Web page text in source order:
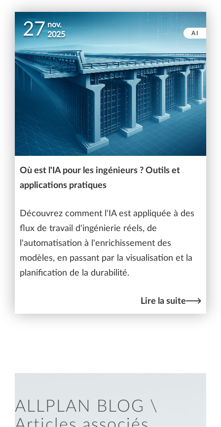
27 nov.
2025
AI
Où est l'IA pour les ingénieurs ? Outils et
applications pratiques
Découvrez comment l'IA est appliquée à des
flux de travail d'ingénierie réels, de
l'automatisation à l'enrichissement des
modèles, en passant par la visualisation et la
planification de la durabilité.
Lire la suite
ALLPLAN BLOG \